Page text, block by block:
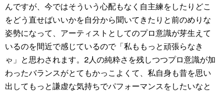
んですが、今ではそういう心配もなく自主練をしたりどこ
をどう直せばいいかを自分から聞いてきたりと前のめりな
姿勢になって、アーティストとしてのプロ意識が芽生えて
いるのを間近で感じているので「私ももっと頑張らなき
ゃ」と思わされます。2人の純粋さを残しつつプロ意識が加
わったバランスがとてもかっこよくて、私自身も昔を思い
出してもっと謙虚な気持ちでパフォーマンスをしたいなと